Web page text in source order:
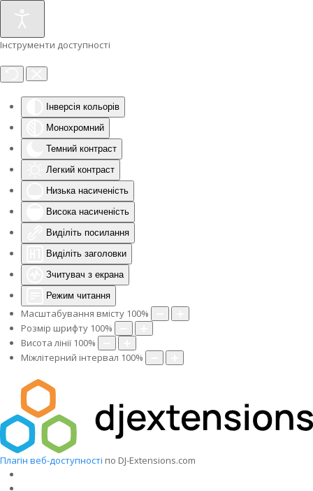
Інструменти доступності
Інверсія кольорів
Монохромний
Темний контраст
Легкий контраст
Низька насиченість
Висока насиченість
Виділіть посилання
Виділіть заголовки
Зчитувач з екрана
Режим читання
Масштабування вмісту 100%
Розмір шрифту 100%
Висота лінії 100%
Міжлітерний інтервал 100%
Плагін веб-доступності по DJ-Extensions.com